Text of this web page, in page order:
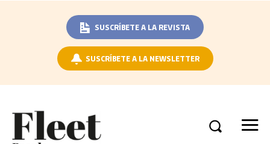
SUSCRÍBETE A LA REVISTA
SUSCRÍBETE A LA NEWSLETTER